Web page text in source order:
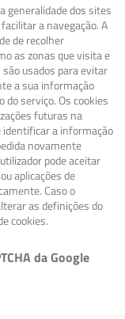
generalidade dos sites
a navegação. A
de recolher
as zonas que visita e
usados para evitar
a sua informação
do serviço. Os cookies
futuras na
identificar a informação
novamente
pode aceitar
aplicações de
Caso o
as definições do
cookies.
da Google